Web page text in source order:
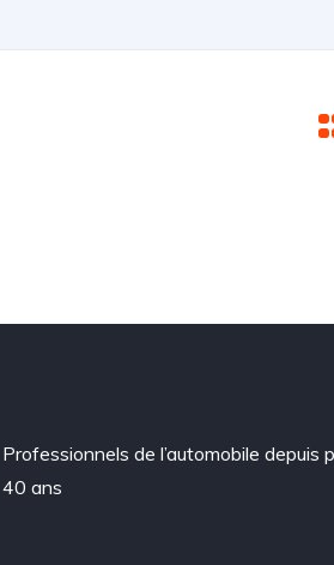
Professionnels de l’automobile depuis
40 ans